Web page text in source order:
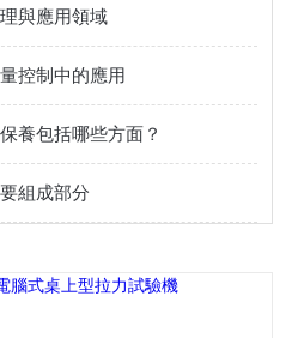
與應用領域
控制中的應用
養包括哪些方面？
組成部分